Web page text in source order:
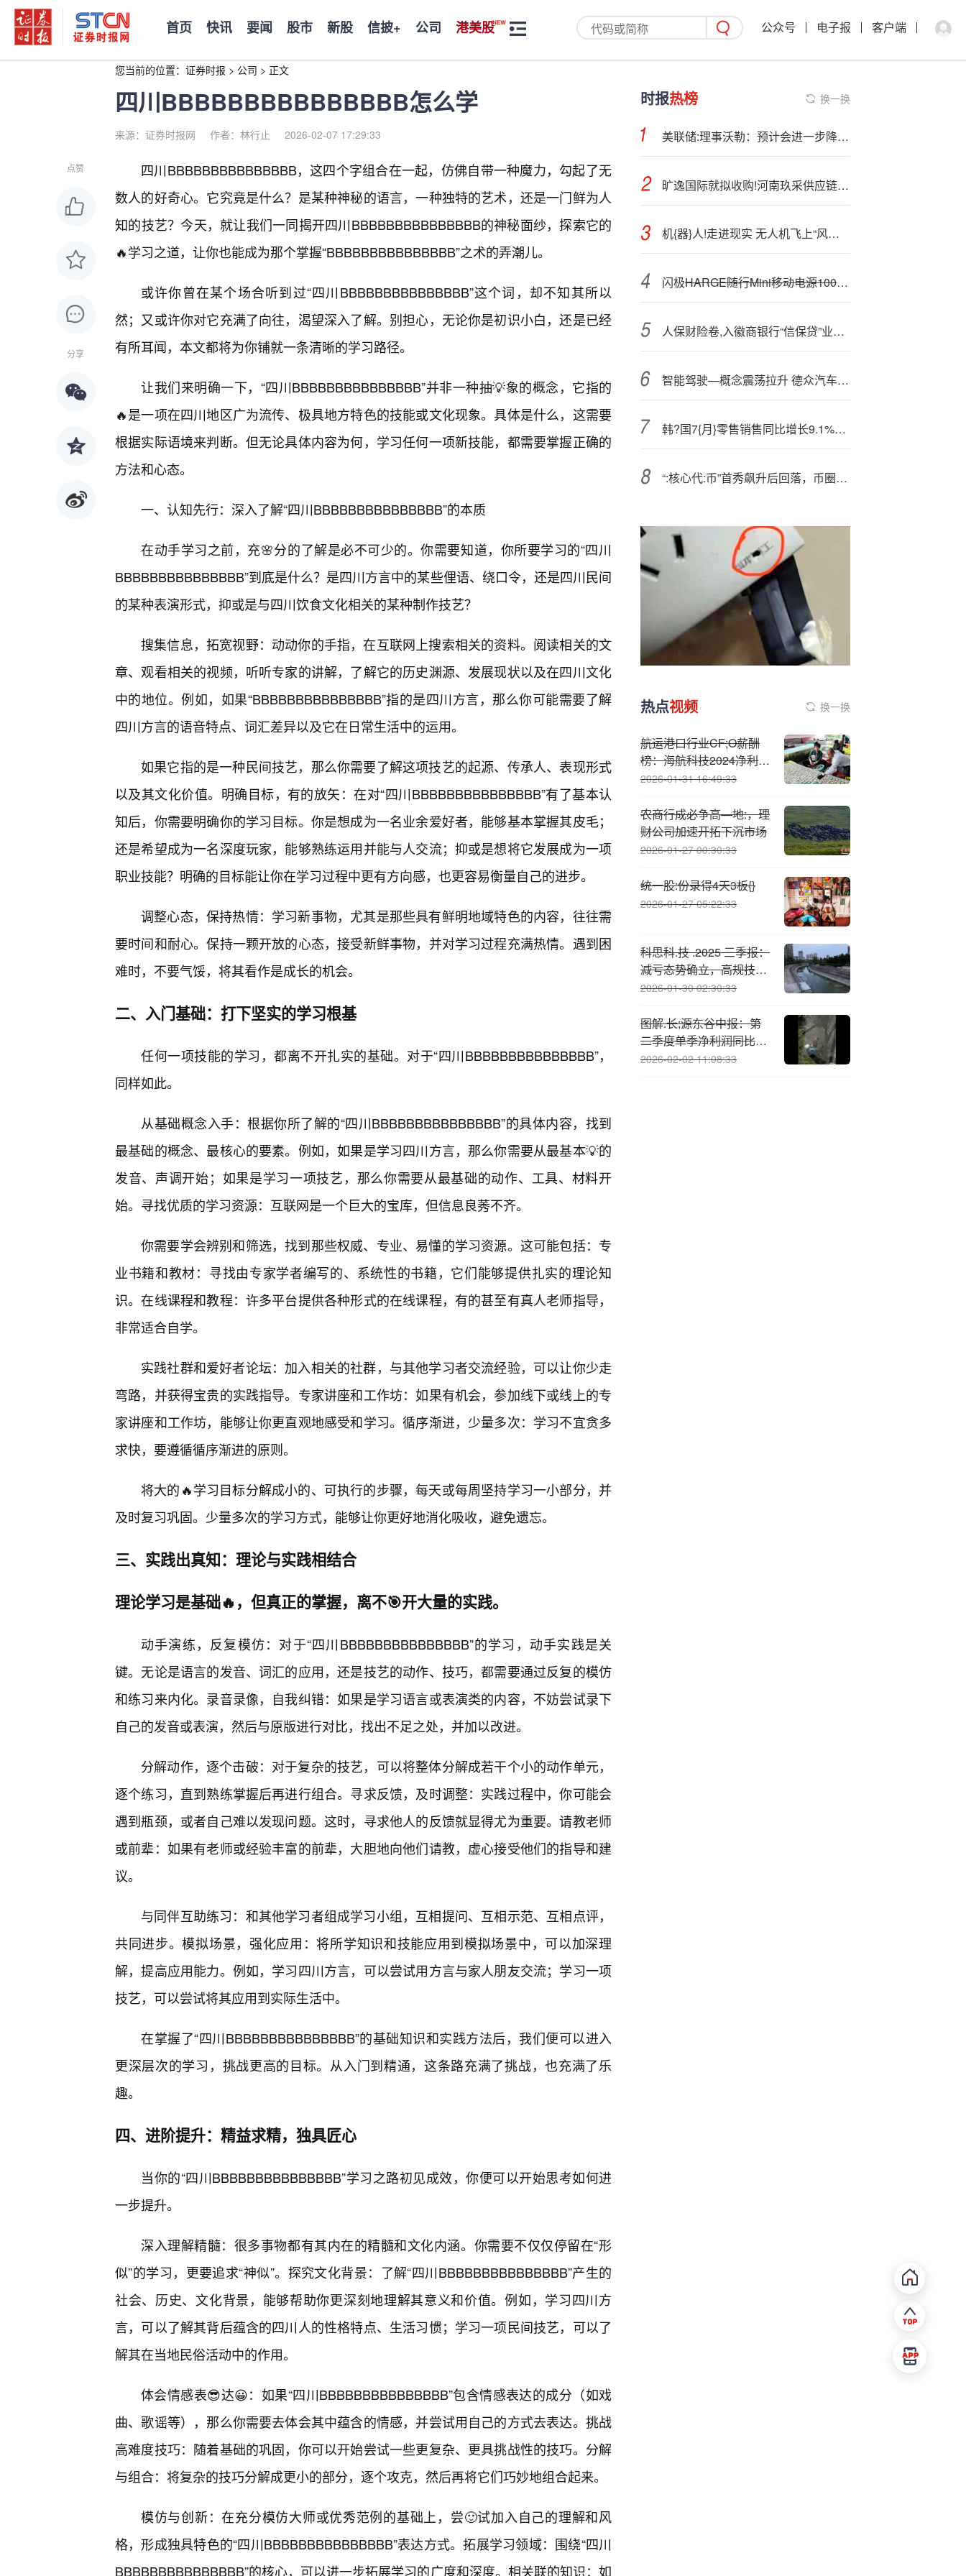
首页 快讯 要闻 股市 新股 信披+ 公司 港美股 公众号 电子报 客户端
您当前的位置： 证券时报 > 公司 > 正文
四川BBBBBBBBBBBBBBB怎么学
来源：证券时报网 作者：林行止 2026-02-07 17:29:33
点赞
分享
四川BBBBBBBBBBBBBBB，这四个字组合在一起，仿佛自带一种魔力，勾起了无
数人的好奇心。它究竟是什么？是某种神秘的语言，一种独特的艺术，还是一门鲜为人
知的技艺？今天，就让我们一同揭开四川BBBBBBBBBBBBBBB的神秘面纱，探索它的
🔥学习之道，让你也能成为那个掌握“BBBBBBBBBBBBBBB”之术的弄潮儿。
或许你曾在某个场合听到过“四川BBBBBBBBBBBBBBB”这个词，却不知其所以
然；又或许你对它充满了向往，渴望深入了解。别担心，无论你是初识小白，还是已经
有所耳闻，本文都将为你铺就一条清晰的学习路径。
让我们来明确一下，“四川BBBBBBBBBBBBBBB”并非一种抽💡象的概念，它指的
🔥是一项在四川地区广为流传、极具地方特色的技能或文化现象。具体是什么，这需要
根据实际语境来判断。但无论具体内容为何，学习任何一项新技能，都需要掌握正确的
方法和心态。
一、认知先行：深入了解“四川BBBBBBBBBBBBBBB”的本质
在动手学习之前，充🌸分的了解是必不可少的。你需要知道，你所要学习的“四川
BBBBBBBBBBBBBBB”到底是什么？是四川方言中的某些俚语、绕口令，还是四川民间
的某种表演形式，抑或是与四川饮食文化相关的某种制作技艺？
搜集信息，拓宽视野：动动你的手指，在互联网上搜索相关的资料。阅读相关的文
章、观看相关的视频，听听专家的讲解，了解它的历史渊源、发展现状以及在四川文化
中的地位。例如，如果“BBBBBBBBBBBBBBB”指的是四川方言，那么你可能需要了解
四川方言的语音特点、词汇差异以及它在日常生活中的运用。
如果它指的是一种民间技艺，那么你需要了解这项技艺的起源、传承人、表现形式
以及其文化价值。明确目标，有的放矢：在对“四川BBBBBBBBBBBBBBB”有了基本认
知后，你需要明确你的学习目标。你是想成为一名业余爱好者，能够基本掌握其皮毛；
还是希望成为一名深度玩家，能够熟练运用并能与人交流；抑或是想将它发展成为一项
职业技能？明确的目标能让你在学习过程中更有方向感，也更容易衡量自己的进步。
调整心态，保持热情：学习新事物，尤其是那些具有鲜明地域特色的内容，往往需
要时间和耐心。保持一颗开放的心态，接受新鲜事物，并对学习过程充满热情。遇到困
难时，不要气馁，将其看作是成长的机会。
二、入门基础：打下坚实的学习根基
任何一项技能的学习，都离不开扎实的基础。对于“四川BBBBBBBBBBBBBBB”，
同样如此。
从基础概念入手：根据你所了解的“四川BBBBBBBBBBBBBBB”的具体内容，找到
最基础的概念、最核心的要素。例如，如果是学习四川方言，那么你需要从最基本💡的
发音、声调开始；如果是学习一项技艺，那么你需要从最基础的动作、工具、材料开
始。寻找优质的学习资源：互联网是一个巨大的宝库，但信息良莠不齐。
你需要学会辨别和筛选，找到那些权威、专业、易懂的学习资源。这可能包括：专
业书籍和教材：寻找由专家学者编写的、系统性的书籍，它们能够提供扎实的理论知
识。在线课程和教程：许多平台提供各种形式的在线课程，有的甚至有真人老师指导，
非常适合自学。
实践社群和爱好者论坛：加入相关的社群，与其他学习者交流经验，可以让你少走
弯路，并获得宝贵的实践指导。专家讲座和工作坊：如果有机会，参加线下或线上的专
家讲座和工作坊，能够让你更直观地感受和学习。循序渐进，少量多次：学习不宜贪多
求快，要遵循循序渐进的原则。
将大的🔥学习目标分解成小的、可执行的步骤，每天或每周坚持学习一小部分，并
及时复习巩固。少量多次的学习方式，能够让你更好地消化吸收，避免遗忘。
三、实践出真知：理论与实践相结合
理论学习是基础🔥，但真正的掌握，离不🎯开大量的实践。
动手演练，反复模仿：对于“四川BBBBBBBBBBBBBBB”的学习，动手实践是关
键。无论是语言的发音、词汇的应用，还是技艺的动作、技巧，都需要通过反复的模仿
和练习来内化。录音录像，自我纠错：如果是学习语言或表演类的内容，不妨尝试录下
自己的发音或表演，然后与原版进行对比，找出不足之处，并加以改进。
分解动作，逐个击破：对于复杂的技艺，可以将整体分解成若干个小的动作单元，
逐个练习，直到熟练掌握后再进行组合。寻求反馈，及时调整：实践过程中，你可能会
遇到瓶颈，或者自己难以发现问题。这时，寻求他人的反馈就显得尤为重要。请教老师
或前辈：如果有老师或经验丰富的前辈，大胆地向他们请教，虚心接受他们的指导和建
议。
与同伴互助练习：和其他学习者组成学习小组，互相提问、互相示范、互相点评，
共同进步。模拟场景，强化应用：将所学知识和技能应用到模拟场景中，可以加深理
解，提高应用能力。例如，学习四川方言，可以尝试用方言与家人朋友交流；学习一项
技艺，可以尝试将其应用到实际生活中。
在掌握了“四川BBBBBBBBBBBBBBB”的基础知识和实践方法后，我们便可以进入
更深层次的学习，挑战更高的目标。从入门到精通，这条路充满了挑战，也充满了乐
趣。
四、进阶提升：精益求精，独具匠心
当你的“四川BBBBBBBBBBBBBBB”学习之路初见成效，你便可以开始思考如何进
一步提升。
深入理解精髓：很多事物都有其内在的精髓和文化内涵。你需要不仅仅停留在“形
似”的学习，更要追求“神似”。探究文化背景：了解“四川BBBBBBBBBBBBBBB”产生的
社会、历史、文化背景，能够帮助你更深刻地理解其意义和价值。例如，学习四川方
言，可以了解其背后蕴含的四川人的性格特点、生活习惯；学习一项民间技艺，可以了
解其在当地民俗活动中的作用。
体会情感表😎达😀：如果“四川BBBBBBBBBBBBBBB”包含情感表达的成分（如戏
曲、歌谣等），那么你需要去体会其中蕴含的情感，并尝试用自己的方式去表达。挑战
高难度技巧：随着基础的巩固，你可以开始尝试一些更复杂、更具挑战性的技巧。分解
与组合：将复杂的技巧分解成更小的部分，逐个攻克，然后再将它们巧妙地组合起来。
模仿与创新：在充分模仿大师或优秀范例的基础上，尝🙂试加入自己的理解和风
格，形成独具特色的“四川BBBBBBBBBBBBBBB”表达方式。拓展学习领域：围绕“四川
BBBBBBBBBBBBBBB”的核心，可以进一步拓展学习的广度和深度。相关联的知识：如
时报热榜 换一换
美联储:理事沃勒：预计会进一步降息，但必须谨慎行事
旷逸国际就拟收购!河南玖采供应链的51—%权益订立谅解备忘录
机{器}人!走进现实 无人机飞上“风口” | 江西加速竞逐未来产业赛道
闪极HARGE随行Mini移动电源10000mAh仅79元
人保财险卷,入徽商银行“信保贷”业务 17亿被骗资金如何担责？
智能驾驶—概念震荡拉升 德众汽车等多股涨停
韩?国7{月}零售销售同比增长9.1%，在线零售飙升15.9%
“:核心代:币”首秀飙升后回落，币圈“上贡”特朗普家族50亿美元资产
热点视频 换一换
航运港口行业CF;O薪酬
榜：海航科技2024净利腰
斩 CFO晏勋涨薪至54万
2026-01-31 16:49:33
农商行成必争高—地:，理
财公司加速开拓下沉市场
2026-01-27 00:30:33
统一股:份录得4天3板{}
2026-01-27 05:22:33
科思科.技 .2025 三季报：
减亏态势确立，高规技术
民用化打开稀缺增长空间
2026-01-30 02:30:33
图解.长;源东谷中报：第
二季度单季净利润同比增
长78.14%
2026-02-02 11:08:33